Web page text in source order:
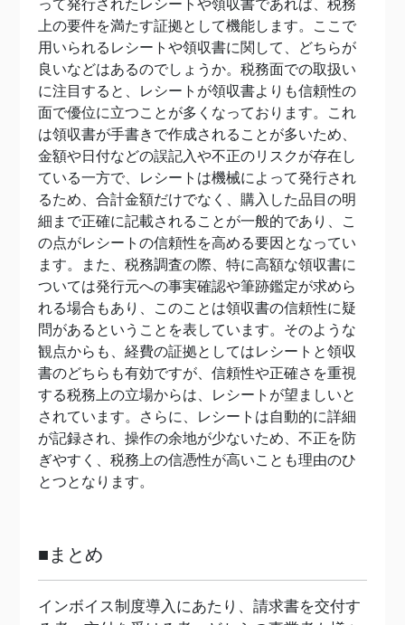
って発行されたレシートや領収書であれば、税務
上の要件を満たす証拠として機能します。ここで
用いられるレシートや領収書に関して、どちらが
良いなどはあるのでしょうか。税務面での取扱い
に注目すると、レシートが領収書よりも信頼性の
面で優位に立つことが多くなっております。これ
は領収書が手書きで作成されることが多いため、
金額や日付などの誤記入や不正のリスクが存在し
ている一方で、レシートは機械によって発行され
るため、合計金額だけでなく、購入した品目の明
細まで正確に記載されることが一般的であり、こ
の点がレシートの信頼性を高める要因となってい
ます。また、税務調査の際、特に高額な領収書に
ついては発行元への事実確認や筆跡鑑定が求めら
れる場合もあり、このことは領収書の信頼性に疑
問があるということを表しています。そのような
観点からも、経費の証拠としてはレシートと領収
書のどちらも有効ですが、信頼性や正確さを重視
する税務上の立場からは、レシートが望ましいと
されています。さらに、レシートは自動的に詳細
が記録され、操作の余地が少ないため、不正を防
ぎやすく、税務上の信憑性が高いことも理由のひ
とつとなります。
■まとめ
インボイス制度導入にあたり、請求書を交付す